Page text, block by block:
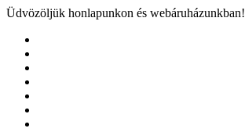
Üdvözöljük honlapunkon és webáruházunkban!